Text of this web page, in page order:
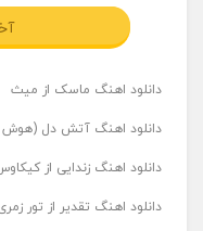
دانلود اهنگ ماسک از میث
دانلود اهنگ آتش دل (هوش
دانلود اهنگ زندایی از
دانلود اهنگ تقدیر از تور